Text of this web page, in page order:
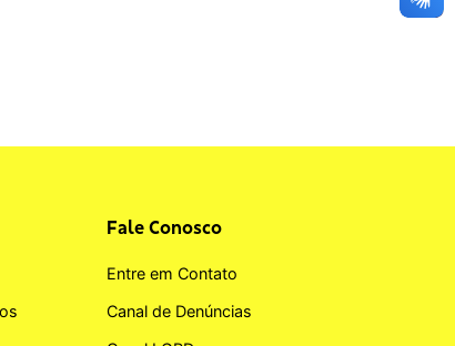
Fale Conosco
Entre em Contato
Canal de Denúncias